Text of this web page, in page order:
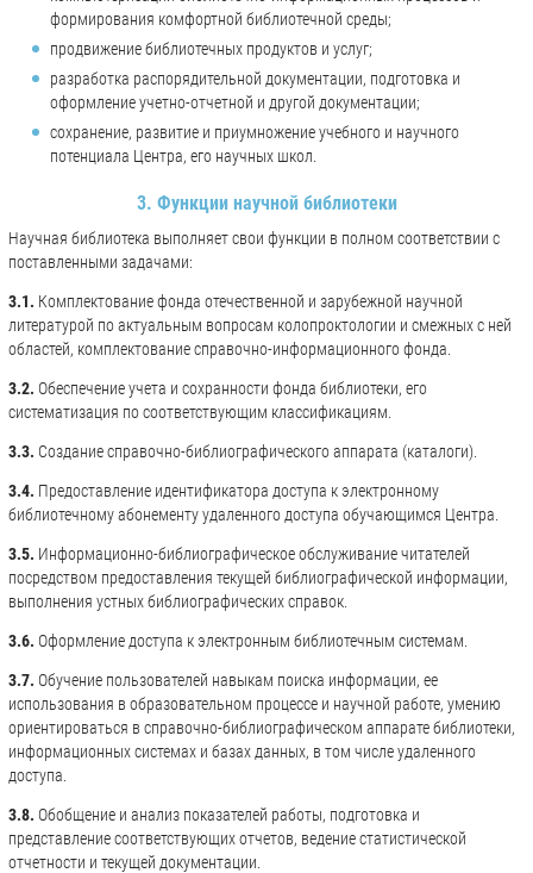
формирования комфортной библиотечной среды;
продвижение библиотечных продуктов и услуг;
разработка распорядительной документации, подготовка и
оформление учетно-отчетной и другой документации;
сохранение, развитие и приумножение учебного и научного
потенциала Центра, его научных школ.
3. Функции научной библиотеки
Научная библиотека выполняет свои функции в полном соответствии с
поставленными задачами:
3.1. Комплектование фонда отечественной и зарубежной научной
литературой по актуальным вопросам колопроктологии и смежных с ней
областей, комплектование справочно-информационного фонда.
3.2. Обеспечение учета и сохранности фонда библиотеки, его
систематизация по соответствующим классификациям.
3.3. Создание справочно-библиографического аппарата (каталоги).
3.4. Предоставление идентификатора доступа к электронному
библиотечному абонементу удаленного доступа обучающимся Центра.
3.5. Информационно-библиографическое обслуживание читателей
посредством предоставления текущей библиографической информации,
выполнения устных библиографических справок.
3.6. Оформление доступа к электронным библиотечным системам.
3.7. Обучение пользователей навыкам поиска информации, ее
использования в образовательном процессе и научной работе, умению
ориентироваться в справочно-библиографическом аппарате библиотеки,
информационных системах и базах данных, в том числе удаленного
доступа.
3.8. Обобщение и анализ показателей работы, подготовка и
представление соответствующих отчетов, ведение статистической
отчетности и текущей документации.